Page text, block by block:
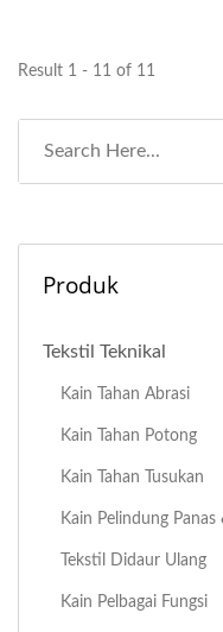
Result 1 - 11 of 11
Produk
Tekstil Teknikal
Kain Tahan Abrasi
Kain Tahan Potong
Kain Tahan Tusukan
Kain Pelindung
Tekstil Didaur Ulang
Kain Pelbagai Fungsi